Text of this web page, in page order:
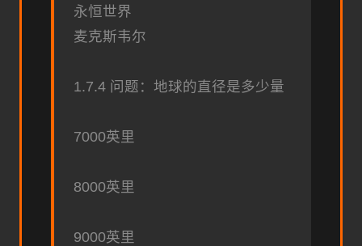
永恒世界
麦克斯韦尔
1.7.4 问题：地球的直径是多少量
7000英里
8000英里
9000英里